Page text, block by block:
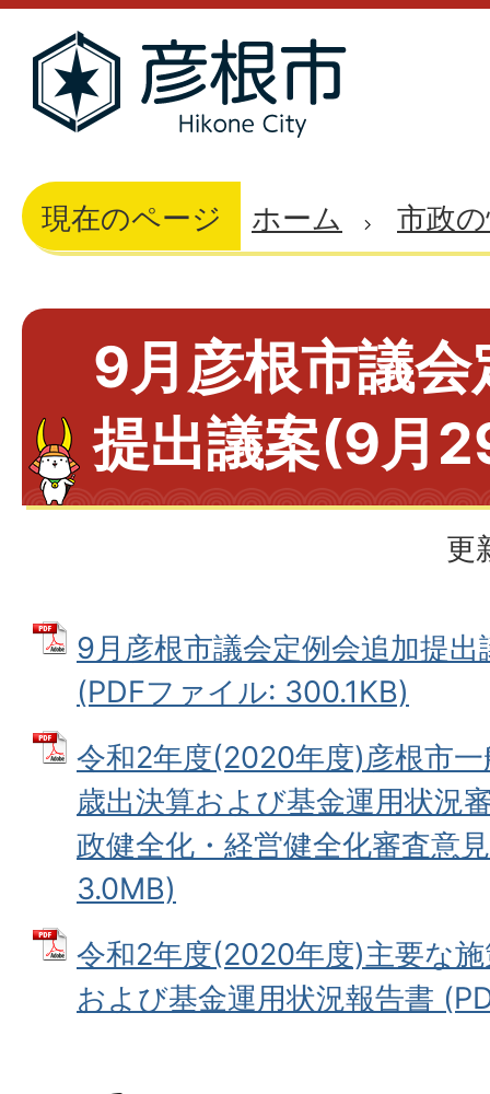
現在のページ ホーム 市政
9月彦根市議会
提出議案(9月
更
9月彦根市議会定例会追加提
(PDFファイル: 300.1KB)
令和2年度(2020年度)彦根市
歳出決算および基金運用状況
政健全化・経営健全化審査意
3.0MB)
令和2年度(2020年度)主要な
および基金運用状況報告書